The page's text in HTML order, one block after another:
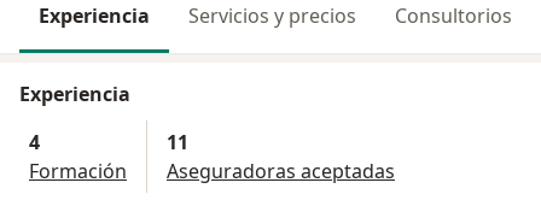
Experiencia Servicios y precios Consultorios
Experiencia
4
Formación
11
Aseguradoras aceptadas